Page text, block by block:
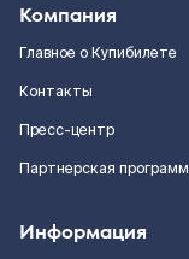
Компания
Главное о Купибилете
Контакты
Пресс-центр
Партнерская
Информация